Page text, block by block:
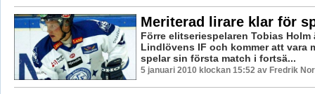
Meriterad lirare klar för
Förre elitseriespelaren Tobias Holm
Lindlövens IF och kommer att vara
spelar sin första match i fortsä...
5 januari 2010 klockan 15:52 av Fredrik